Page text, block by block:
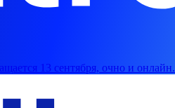
13 сентября, очно и онлайн.